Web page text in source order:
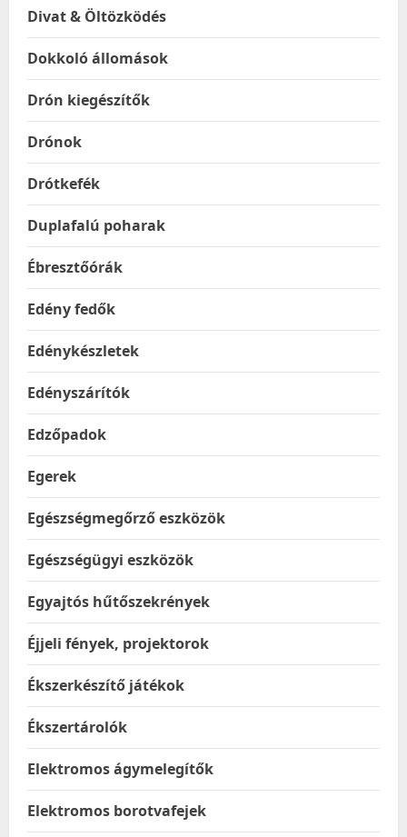
Divat & Öltözködés
Dokkoló állomások
Drón kiegészítők
Drónok
Drótkefék
Duplafalú poharak
Ébresztőórák
Edény fedők
Edénykészletek
Edényszárítók
Edzőpadok
Egerek
Egészségmegőrző eszközök
Egészségügyi eszközök
Egyajtós hűtőszekrények
Éjjeli fények, projektorok
Ékszerkészítő játékok
Ékszertárolók
Elektromos ágymelegítők
Elektromos borotvafejek